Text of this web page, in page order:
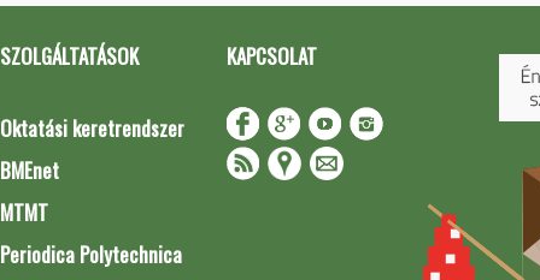
SZOLGÁLTATÁSOK
Oktatási keretrendszer
BMEnet
MTMT
Periodica Polytechnica
KAPCSOLAT